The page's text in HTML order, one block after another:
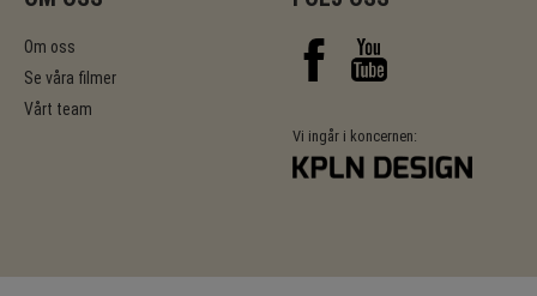
Om oss
Se våra filmer
Vårt team
Vi ingår i koncernen: